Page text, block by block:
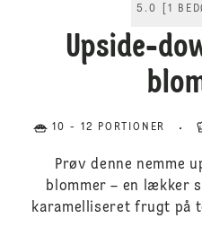
5.0 1
Upside-
10 - 12 PORTIONER
Prøv denne nemme
blommer – en lækker
karamelliseret frugt på